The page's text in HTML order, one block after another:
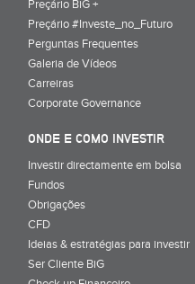
Preçário BiG +
Preçário #Investe_no_Futuro
Perguntas Frequentes
Galeria de Vídeos
Carreiras
Corporate Governance
ONDE E COMO INVESTIR
Investir directamente em bolsa
Fundos
Obrigações
CFD
Ideias & estratégias para investir
Ser Cliente BiG